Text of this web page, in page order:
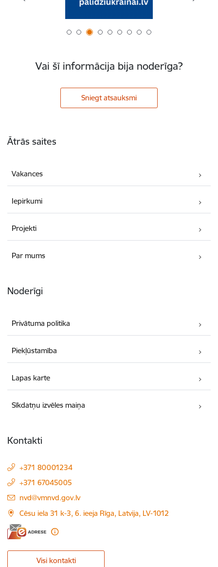
Vai šī informācija bija noderīga?
Sniegt atsauksmi
Ātrās saites
Vakances
Iepirkumi
Projekti
Par mums
Noderīgi
Privātuma politika
Piekļūstamība
Lapas karte
Sīkdatņu izvēles maiņa
Kontakti
+371 80001234
+371 67045005
E-pasts:
nvd@vmnvd.gov.lv
Cēsu iela 31 k-3, 6. ieeja Rīga, Latvija, LV-1012
Visi kontakti